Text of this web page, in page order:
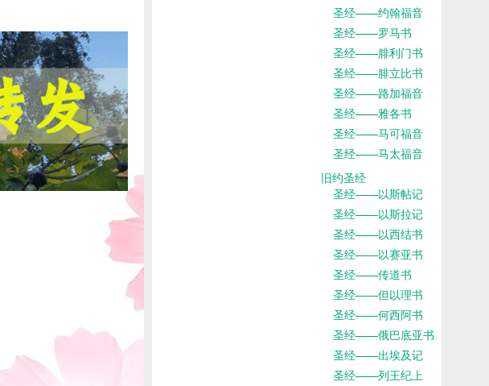
圣经——约翰福音
圣经——罗马书
圣经——腓利门书
圣经——腓立比书
圣经——路加福音
圣经——雅各书
圣经——马可福音
圣经——马太福音
旧约圣经
圣经——以斯帖记
圣经——以斯拉记
圣经——以西结书
圣经——以赛亚书
圣经——传道书
圣经——但以理书
圣经——何西阿书
圣经——俄巴底亚书
圣经——出埃及记
圣经——列王纪上